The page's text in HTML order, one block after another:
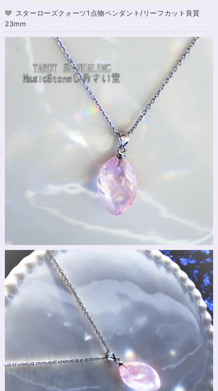
スターローズクォーツ1点物ペンダント/リーフカット良質
23mm